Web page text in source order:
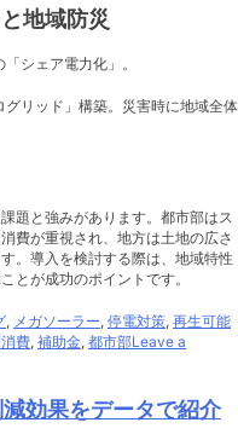
地域防災
シェア電力化」。
リッド」構築。災害時に地域全体
題と強みがあります。都市部はス
費が重視され、地方は土地の広さ
。導入を検討する際は、地域特性
とが成功のポイントです。
, メガソーラー, 停電対策, 再生可能
費, 補助金, 都市部Leave a
効果をデータで紹介